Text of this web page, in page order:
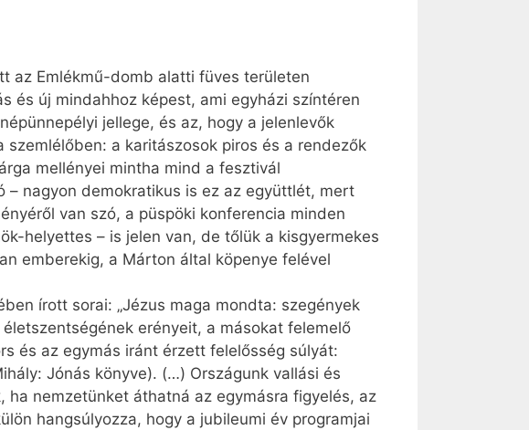
az Emlékmű-domb alatti füves területen
és új mindahhoz képest, ami egyházi színtéren
jellege, és az, hogy a jelenlevők
a karitászosok piros és a rendezők
mellényei mintha mind a fesztivál
– nagyon demokratikus is ez az együttlét, mert
van szó, a püspöki konferencia minden
helyettes – is jelen van, de tőlük a kisgyermekes
emberekig, a Márton által köpenye felével
írott sorai: „Jézus maga mondta: szegények
erényeit, a másokat felemelő
és az egymás iránt érzett felelősség súlyát:
Jónás könyve). (…) Országunk vallási és
nemzetünket áthatná az egymásra figyelés, az
hangsúlyozza, hogy a jubileumi év programjai